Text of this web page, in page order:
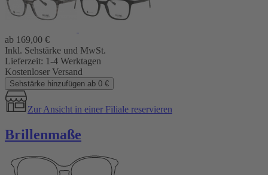
ab 169,00 €
Inkl. Sehstärke und MwSt.
Lieferzeit: 1-4 Werktagen
Kostenloser Versand
Sehstärke hinzufügen ab 0 €
Zur Ansicht in einer Filiale reservieren
Brillenmaße